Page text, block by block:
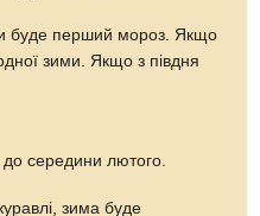
буде перший мороз. Якщо
зими. Якщо з півдня
середини лютого.
зима буде